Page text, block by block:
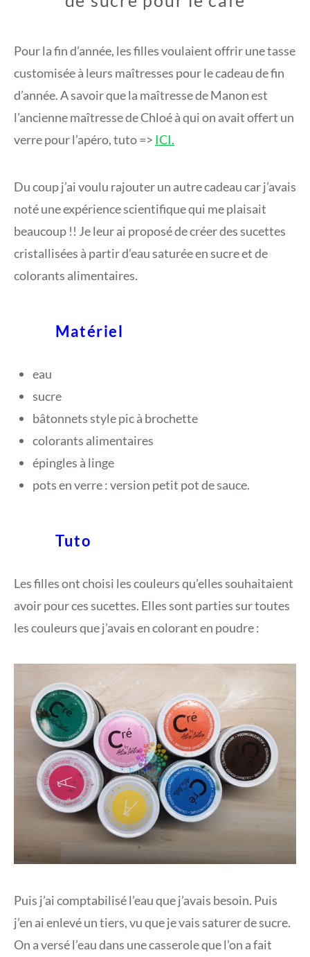
J
L
L
0
Pour la fin d’année, les filles voulaient offrir une tasse
customisée à leurs maîtresses pour le cadeau de fin
d’année. A savoir que la maîtresse de Manon est
l’ancienne maîtresse de Chloé à qui on avait offert un
verre pour l’apéro, tuto => ICI.
Du coup j’ai voulu rajouter un autre cadeau car j’avais
noté une expérience scientifique qui me plaisait
beaucoup !! Je leur ai proposé de créer des sucettes
cristallisées à partir d’eau saturée en sucre et de
colorants alimentaires.
Matériel
eau
sucre
bâtonnets style pic à brochette
colorants alimentaires
épingles à linge
pots en verre : version petit pot de sauce.
Tuto
Les filles ont choisi les couleurs qu’elles souhaitaient
avoir pour ces sucettes. Elles sont parties sur toutes
les couleurs que j’avais en colorant en poudre :
Puis j’ai comptabilisé l’eau que j’avais besoin. Puis
j’en ai enlevé un tiers, vu que je vais saturer de sucre.
On a versé l’eau dans une casserole que l’on a fait